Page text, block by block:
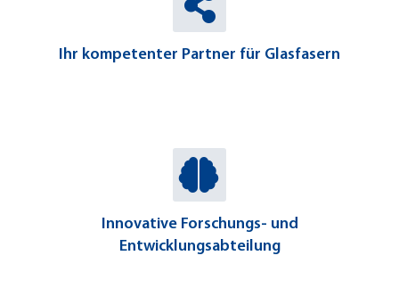
Ihr kompetenter Partner für Glasfasern
Innovative Forschungs- und
Entwicklungsabteilung